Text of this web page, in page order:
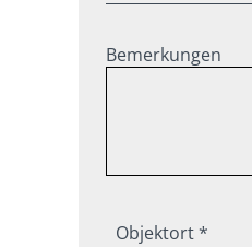
Bemerkungen
Objektort *